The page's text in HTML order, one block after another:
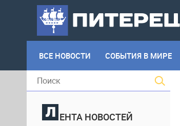
ВСЕ НОВОСТИ СОБЫТИЯ В МИРЕ
ЕНТА НОВОСТЕЙ